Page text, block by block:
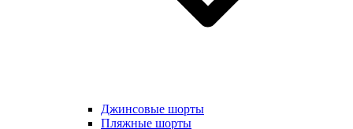
Джинсовые шорты
Пляжные шорты